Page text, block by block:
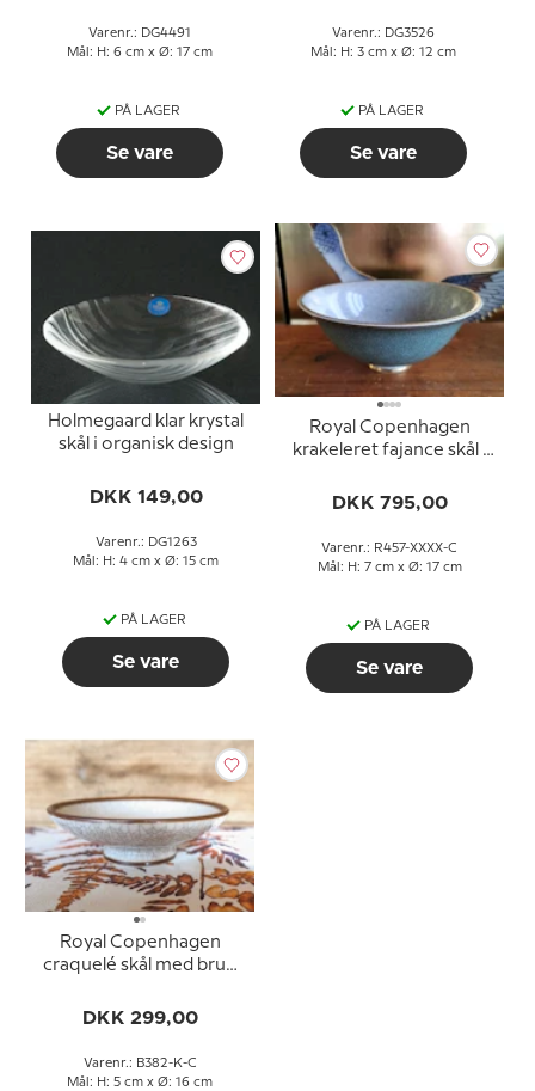
Varenr.: DG4491
Mål: H: 6 cm x Ø: 17 cm
PÅ LAGER
Se vare
Varenr.: DG3526
Mål: H: 3 cm x Ø: 12 cm
PÅ LAGER
Se vare
Holmegaard klar krystal
skål i organisk design
DKK 149,00
Varenr.: DG1263
Mål: H: 4 cm x Ø: 15 cm
PÅ LAGER
Se vare
Royal Copenhagen
krakeleret fajance skål i
DKK 795,00
Varenr.: R457-XXXX-C
Mål: H: 7 cm x Ø: 17 cm
PÅ LAGER
Se vare
Royal Copenhagen
craquelé skål med brun
DKK 299,00
Varenr.: B382-K-C
Mål: H: 5 cm x Ø: 16 cm